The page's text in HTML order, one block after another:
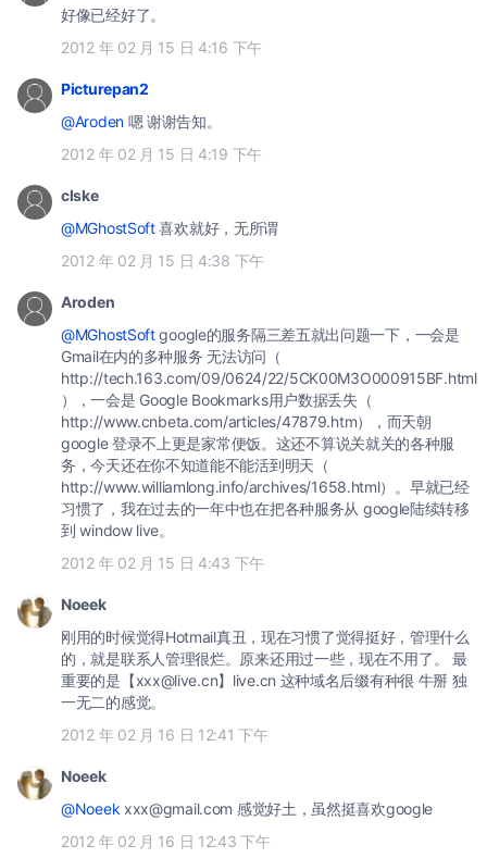
好像已经好了。
2012 年 02 月 15 日 4:16 下午
Picturepan2
@Aroden嗯 谢谢告知。
2012 年 02 月 15 日 4:19 下午
clske
@MGhostSoft喜欢就好，无所谓
2012 年 02 月 15 日 4:38 下午
Aroden
@MGhostSoftgoogle的服务隔三差五就出问题一下，一会是
Gmail在内的多种服务 无法访问（
http://tech.163.com/09/0624/22/5CK00M3O000915BF.html
），一会是 Google Bookmarks用户数据丢失（
http://www.cnbeta.com/articles/47879.htm），而天朝
google 登录不上更是家常便饭。这还不算说关就关的各种服
务，今天还在你不知道能不能活到明天（
http://www.williamlong.info/archives/1658.html）。早就已经
习惯了，我在过去的一年中也在把各种服务从 google陆续转移
到 window live。
2012 年 02 月 15 日 4:43 下午
Noeek
刚用的时候觉得Hotmail真丑，现在习惯了觉得挺好，管理什么
的，就是联系人管理很烂。原来还用过一些，现在不用了。 最
重要的是【xxx@live.cn】live.cn 这种域名后缀有种很 牛掰 独
一无二的感觉。
2012 年 02 月 16 日 12:41 下午
Noeek
@Noeek xxx@gmail.com 感觉好土，虽然挺喜欢google
2012 年 02 月 16 日 12:43 下午